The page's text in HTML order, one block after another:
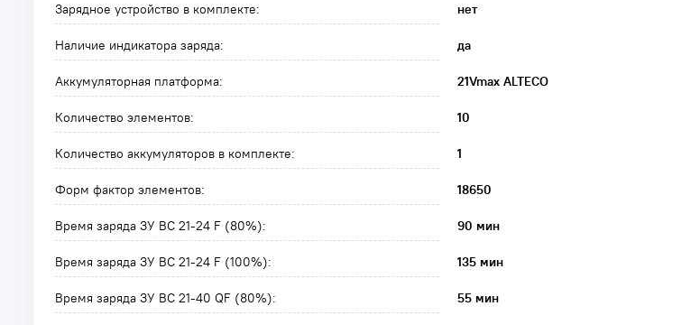
Зарядное устройство в комплекте: нет
Наличие индикатора заряда: да
Аккумуляторная платформа: 21Vmax ALTECO
Количество элементов: 10
Количество аккумуляторов в комплекте: 1
Форм фактор элементов: 18650
Время заряда ЗУ BC 21-24 F (80%): 90 мин
Время заряда ЗУ BC 21-24 F (100%): 135 мин
Время заряда ЗУ BC 21-40 QF (80%): 55 мин